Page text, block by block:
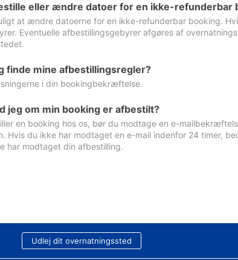
eller ændre datoer for en ikke-refunderbar
at ændre datoerne for en ikke-refunderbar booking.
Eventuelle afbestillingsgebyrer afgøres af
finde mine afbestillingsregler?
i din bookingbekræftelse.
jeg om min booking er afbestilt?
en booking hos os, bør du modtage en e-
Hvis du ikke har modtaget en e-mail indenfor 24 timer,
har modtaget din afbestilling.
Udlej dit overnatningssted